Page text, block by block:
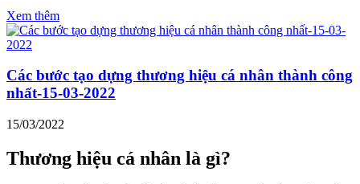
Xem thêm
Các bước tạo dựng thương hiệu cá nhân thành công
nhất-15-03-2022
15/03/2022
Thương hiệu cá nhân là gì?